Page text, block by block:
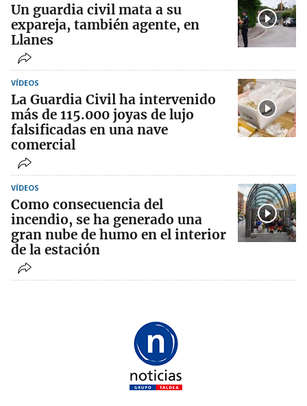
Un guardia civil mata a su
expareja, también agente, en
Llanes
VÍDEOS
La Guardia Civil ha intervenido
más de 115.000 joyas de lujo
falsificadas en una nave
comercial
VÍDEOS
Como consecuencia del
incendio, se ha generado una
gran nube de humo en el interior
de la estación